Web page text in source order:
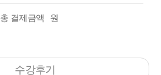
총 결제금액 원
수강후기